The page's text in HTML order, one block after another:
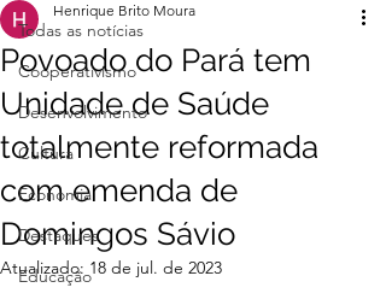
Todas as notícias
Cooperativismo
Desenvolvimento
Cultura
Economia
Destaques
Educação
Povoado do Pará tem
Unidade de Saúde
totalmente reformada
com emenda de
Domingos Sávio
Henrique Brito Moura
Atualizado: 18 de jul. de 2023